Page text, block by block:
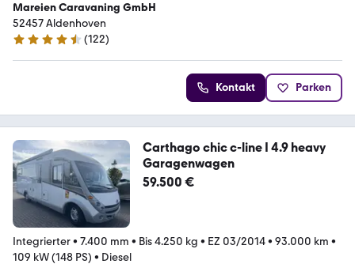
Mareien Caravaning GmbH
52457 Aldenhoven
4.7 Sterne
(122)
Kontakt Parken
Carthago chic c-line I 4.9 heavy
Garagenwagen
59.500 €
Integrierter• 7.400 mm • Bis 4.250 kg • EZ 03/2014• 93.000 km •
109 kW (148 PS) • Diesel